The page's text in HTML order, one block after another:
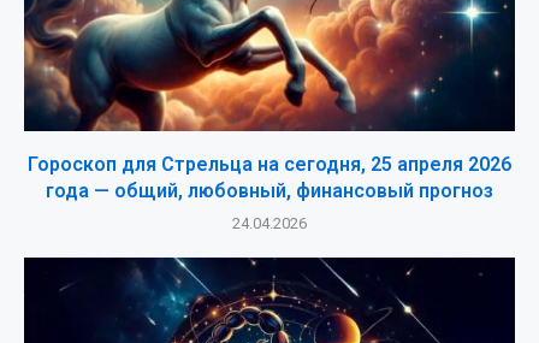
Гороскоп для Стрельца на сегодня, 25 апреля 2026
года — общий, любовный, финансовый прогноз
24.04.2026